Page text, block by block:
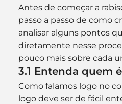
Antes de começar a
passo a passo de como
analisar alguns pontos
diretamente nesse
pouco mais sobre cada
3.1 Entenda quem
Como falamos logo no
logo deve ser de fácil